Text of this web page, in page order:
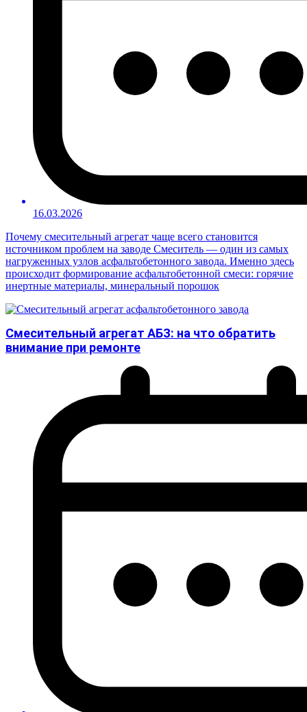
16.03.2026
Почему смесительный агрегат чаще всего становится
источником проблем на заводе Смеситель — один из самых
нагруженных узлов асфальтобетонного завода. Именно здесь
происходит формирование асфальтобетонной смеси: горячие
инертные материалы, минеральный порошок
Смесительный агрегат АБЗ: на что обратить
внимание при ремонте